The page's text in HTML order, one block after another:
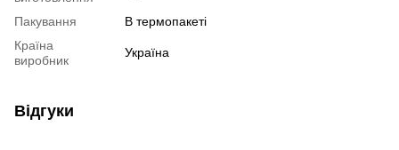
Пакування
В термопакеті
Країна
виробник
Україна
Відгуки